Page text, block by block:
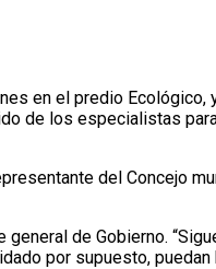
en el predio
de los especialistas
del Concejo
de Gobierno.
por supuesto,